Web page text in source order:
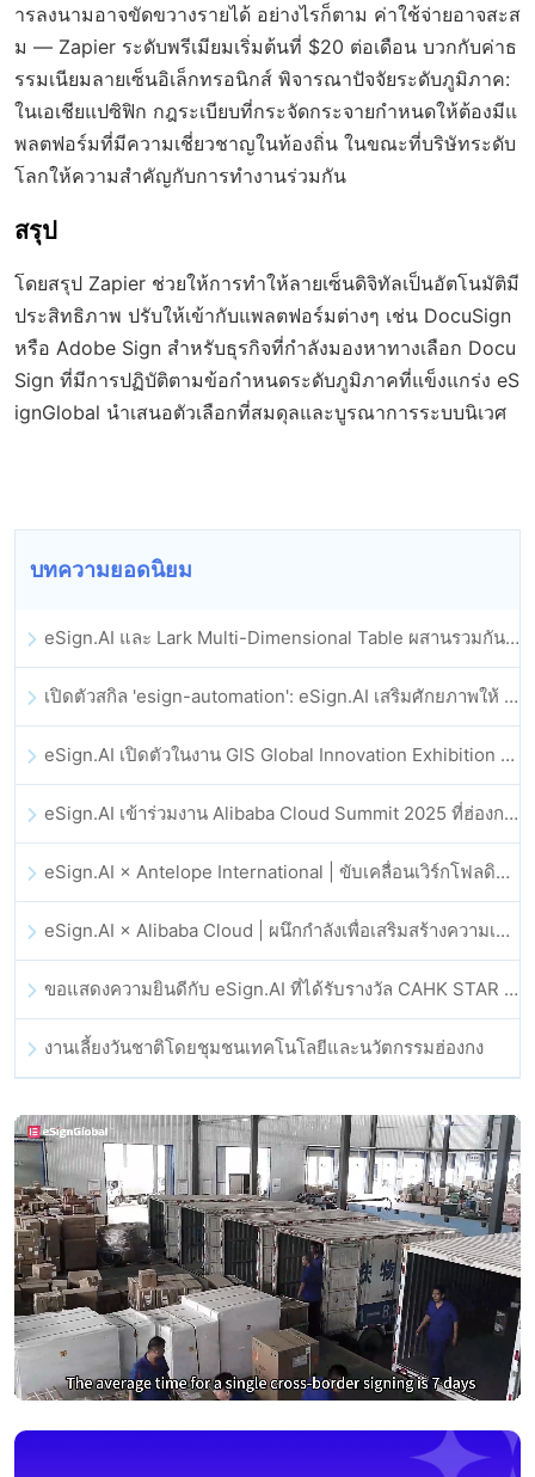
ารลงนามอาจขัดขวางรายได้ อย่างไรก็ตาม ค่าใช้จ่ายอาจสะส
ม — Zapier ระดับพรีเมียมเริ่มต้นที่ $20 ต่อเดือน บวกกับค่าธ
รรมเนียมลายเซ็นอิเล็กทรอนิกส์ พิจารณาปัจจัยระดับภูมิภาค:
ในเอเชียแปซิฟิก กฎระเบียบที่กระจัดกระจายกำหนดให้ต้องมีแ
พลตฟอร์มที่มีความเชี่ยวชาญในท้องถิ่น ในขณะที่บริษัทระดับ
โลกให้ความสำคัญกับการทำงานร่วมกัน
สรุป
โดยสรุป Zapier ช่วยให้การทำให้ลายเซ็นดิจิทัลเป็นอัตโนมัติมี
ประสิทธิภาพ ปรับให้เข้ากับแพลตฟอร์มต่างๆ เช่น DocuSign
หรือ Adobe Sign สำหรับธุรกิจที่กำลังมองหาทางเลือก Docu
Sign ที่มีการปฏิบัติตามข้อกำหนดระดับภูมิภาคที่แข็งแกร่ง eS
ignGlobal นำเสนอตัวเลือกที่สมดุลและบูรณาการระบบนิเวศ
บทความยอดนิยม
eSign.AI และ Lark Multi-Dimensional Table ผสานรวมกันอย่างเป็นทางการ: การลงนามและการเก็บถาวรสัญญาอิเล็กทรอนิกส์แบบอัตโนมัติเต็มรูปแบบ
เปิดตัวสกิล 'esign-automation': eSign.AI เสริมศักยภาพให้ OpenClaw ด้วยลายเซ็นอิเล็กทรอนิกส์อัตโนมัติ
eSign.AI เปิดตัวในงาน GIS Global Innovation Exhibition 2025
eSign.AI เข้าร่วมงาน Alibaba Cloud Summit 2025 ที่ฮ่องกง เพื่อขับเคลื่อนนวัตกรรมคลาวด์ที่ขับเคลื่อนด้วย AI และความเชื่อมั่นทางดิจิทัล
eSign.AI × Antelope International | ขับเคลื่อนเวิร์กโฟลดิจิทัลที่ปลอดภัยและขับเคลื่อนด้วย AI
eSign.AI × Alibaba Cloud | ผนึกกำลังเพื่อเสริมสร้างความเชื่อมั่นดิจิทัลระดับโลกสำหรับฟินเทค
ขอแสดงความยินดีกับ eSign.AI ที่ได้รับรางวัล CAHK STAR Award 2025
งานเลี้ยงวันชาติโดยชุมชนเทคโนโลยีและนวัตกรรมฮ่องกง